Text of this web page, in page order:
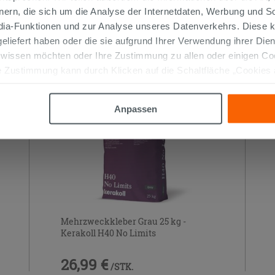
die sich um die Analyse der Internetdaten, Werbung und
Funktionen und zur Analyse unseres Datenverkehrs. Diese
haben oder die sie aufgrund Ihrer Verwendung ihrer
möchten oder Ihre Zustimmung zu allen oder einigen
Zustimmung kann durch Klicken auf die Schaltfläche „Cookies
Anpassen
GEKAUFT HABEN, KAUFTEN
Mehrzweckkleber Grau 25 kg -
Kerakoll H40 No Limits
26,99 € /STK.